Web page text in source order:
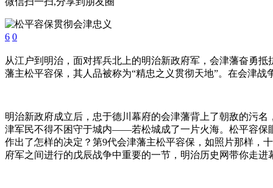
6 0
从江户到明治，面对挥兵北上的明治新政府军，会津藩奋勇
藩主松平容保，其人品被称为“精忠之义贯彻天地”。在会津
明治新政府成立后，忠于德川幕府的会津藩背上了朝敌的污
津军民不得不困守于城内——若松城成了一片火海。松平容保
作出了怎样的决定？第9代会津藩主松平容保，如照片那样，
府军之间进行的戊辰战争中重要的一节，明治历史网带你走